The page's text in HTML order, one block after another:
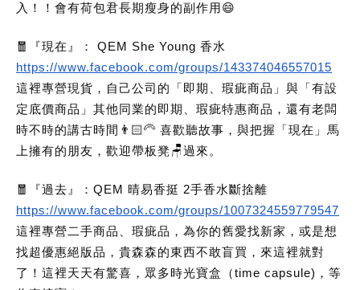
入！！會有荷包君長期瘦身的副作用😄
🧧『現在』： QEM She Young 香水
https://www.facebook.com/groups/143374046557015
這裡專營現貨，自己公司的「即期、瑕疵商品」與「有設
定底價商品」其他同業的即期、瑕疵特惠商品，還有老闆
時不時的講古時間👨🏻‍🦳 喜歡聽故事，與把握「現在」馬
上擁有的朋友，歡迎帶板凳🪑過來。
🧧『過去』：QEM 晴易香挺 2手香水斷捨離
https://www.facebook.com/groups/1007324559779547
這裡專營二手商品、瑕疵品，為你的舊愛找新家，或是想
找超優惠絕版品，貴森森的東西不敢盲買，來這裡就對
了！這裡天天有驚喜，眾多時光寶盒（time capsule)，等